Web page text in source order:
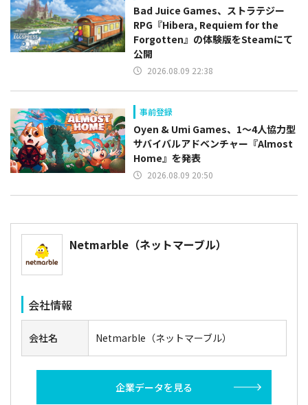
Bad Juice Games、ストラテジー
RPG『Hibera, Requiem for the
Forgotten』の体験版をSteamにて
公開
2026.08.09 22:38
事前登録
Oyen & Umi Games、1～4人協力型
サバイバルアドベンチャー『Almost
Home』を発表
2026.08.09 20:50
​Netmarble（ネットマーブル）
会社情報
会社名 ​Netmarble（ネットマーブル）
企業データを見る